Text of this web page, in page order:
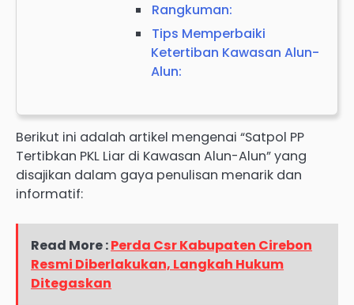
Rangkuman:
Tips Memperbaiki
Ketertiban Kawasan Alun-
Alun:
Berikut ini adalah artikel mengenai “Satpol PP
Tertibkan PKL Liar di Kawasan Alun-Alun” yang
disajikan dalam gaya penulisan menarik dan
informatif:
Read More :Perda Csr Kabupaten Cirebon
Resmi Diberlakukan, Langkah Hukum
Ditegaskan